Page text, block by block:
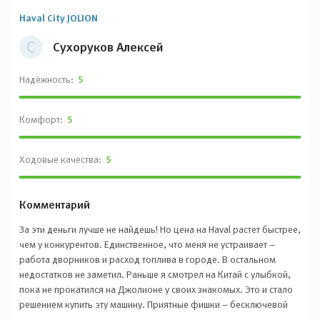
С Сухоруков Алексей
Haval City JOLION
Надёжность: 5
Комфорт: 5
Ходовые качества: 5
Комментарий
За эти деньги лучше не найдешь! Но цена на Haval растет быстрее,
чем у конкурентов. Единственное, что меня не устраивает –
работа дворников и расход топлива в городе. В остальном
недостатков не заметил. Раньше я смотрел на Китай с улыбкой,
пока не прокатился на Джолионе у своих знакомых. Это и стало
решением купить эту машину. Приятные фишки – бесключевой